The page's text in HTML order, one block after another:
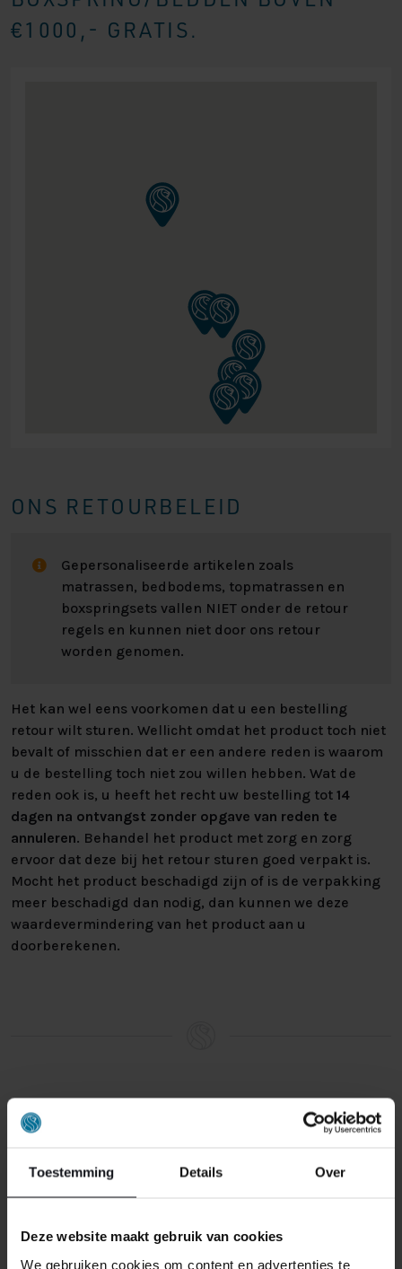
Toestemming Details Over
Deze website maakt gebruik van cookies
We gebruiken cookies om content en advertenties te
€1000,- GRATIS.
ONS RETOURBELEID
Gepersonaliseerde artikelen zoals
matrassen, bedbodems, topmatrassen en
boxspringsets vallen NIET onder de retour
regels en kunnen niet door ons retour
worden genomen.
Het kan wel eens voorkomen dat u een bestelling
retour wilt sturen. Wellicht omdat het product toch niet
bevalt of misschien dat er een andere reden is waarom
u de bestelling toch niet zou willen hebben. Wat de
reden ook is, u heeft het recht uw bestelling tot 14
dagen na ontvangst zonder opgave van reden te
annuleren. Behandel het product met zorg en zorg
ervoor dat deze bij het retour sturen goed verpakt is.
Mocht het product beschadigd zijn of is de verpakking
meer beschadigd dan nodig, dan kunnen we deze
waardevermindering van het product aan u
doorberekenen.
GERELATEERDE PRODUCTEN
OUTLET HELMOND